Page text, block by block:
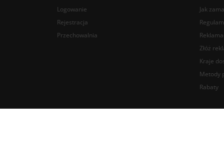
Logowanie
Rejestracja
Przechowalnia
Jak
Złóż
Kraje
Metody
Rabaty